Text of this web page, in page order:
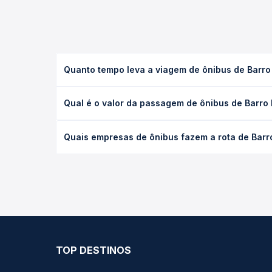
Quanto tempo leva a viagem de ônibus de
executivo ou leito) e as condições de tráfego. Na
Qual é o valor da passagem de ônibus de Barro
tipo de poltrona e a antecedência da compra. Na
Quais empresas de ônibus fazem a rota de
TOP DESTINOS